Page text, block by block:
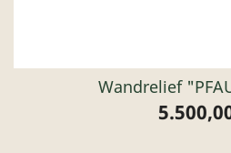
Wandrelief
Preis